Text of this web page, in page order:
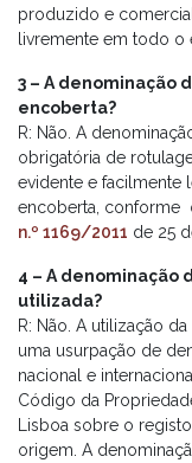
produzido e
livremente em todo o
3 – A denominação
encoberta?
R: Não. A
obrigatória de
evidente e facilmente
encoberta, conforme
n.º 1169/2011 de 25
4 – A denominação
utilizada?
R: Não. A utilização
uma usurpação de
nacional e
Código da
Lisboa sobre o
origem. A